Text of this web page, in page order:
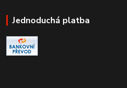
Jednoduchá platba